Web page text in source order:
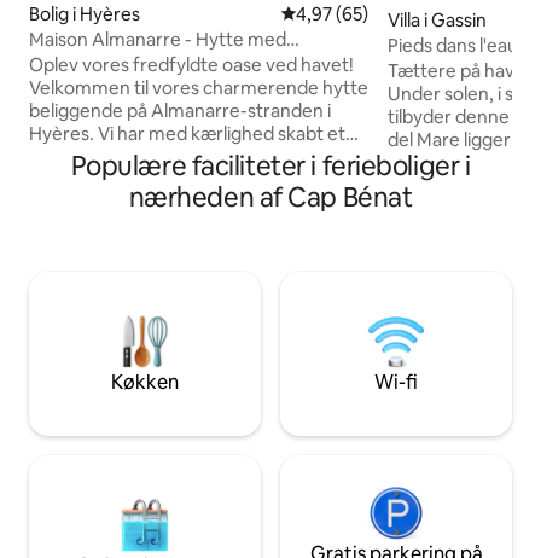
Bolig i Hyères 4,97 ud af 5 i gennemsnitlig
4,97 (65)
Maison Almanarre - Hytte med
fødderne i vandet
Oplev vores fredfyldte oase ved havet!
Velkommen til vores charmerende hytte
beliggende på Almanarre-stranden i
Hyères. Vi har med kærlighed skabt et
rum, der kombinerer komfort og
autenticitet, og som tilbyder en dejlig
oplevelse få skridt fra vandet. Du vil blive
mulighed for at tage på en wingfoil-tur!
Villa i Gassin
Pieds dans l'eau
centrum
Tættere på havet,
Under solen, i
tilbyder denne
del Mare ligger
og tilbyder en
direkte adgang
huset er en
autentiske
i verden.
Populære faciliteter i ferieboliger i
nærheden af Cap Bénat
Køkken Wi-fi